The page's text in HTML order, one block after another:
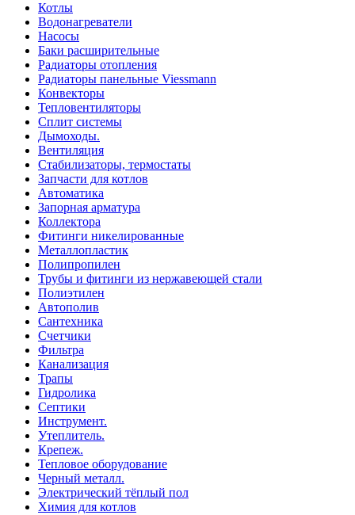
Котлы
Водонагреватели
Насосы
Баки расширительные
Радиаторы отопления
Радиаторы панельные Viessmann
Конвекторы
Тепловентиляторы
Сплит системы
Дымоходы.
Вентиляция
Стабилизаторы, термостаты
Запчасти для котлов
Автоматика
Запорная арматура
Коллектора
Фитинги никелированные
Металлопластик
Полипропилен
Трубы и фитинги из нержавеющей стали
Полиэтилен
Автополив
Сантехника
Счетчики
Фильтра
Канализация
Трапы
Гидролика
Септики
Инструмент.
Утеплитель.
Крепеж.
Тепловое оборудование
Черный металл.
Электрический тёплый пол
Химия для котлов